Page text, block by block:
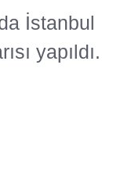
İstanbul
yapıldı.